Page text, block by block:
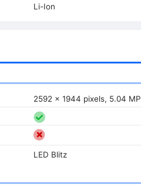
Li-Ion
2592 x 1944 pixels, 5.04 MP
LED Blitz